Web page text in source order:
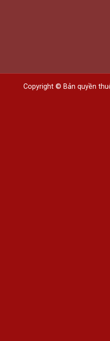
Copyright © Bản quyền